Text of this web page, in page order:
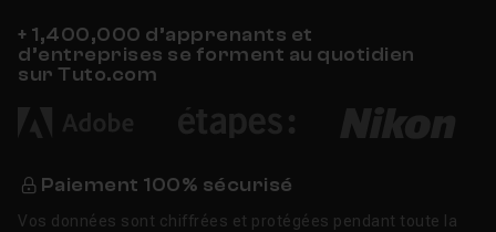
+ 1,400,000 d’apprenants et
d’entreprises se forment au quotidien
sur Tuto.com
Paiement 100% sécurisé
Vos données sont chiffrées et protégées pendant toute la